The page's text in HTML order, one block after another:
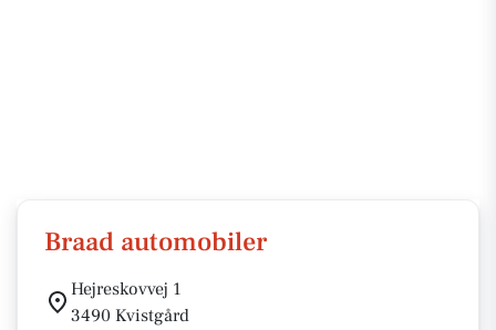
Braad automobiler
Hejreskovvej 1
3490 Kvistgård